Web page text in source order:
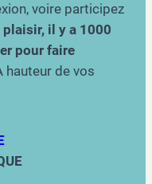
voire participez
il y a 1000
pour faire
hauteur de vos